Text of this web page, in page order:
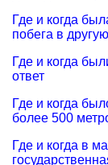
Где и когда
побега в
Где и когда
ответ
Где и когда
более 500
Где и когда в